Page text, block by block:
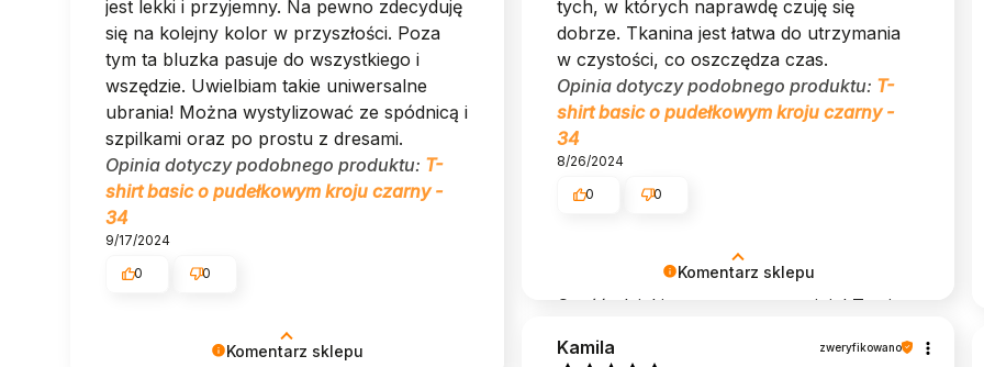
Komentarz sklepu
jest lekki i przyjemny. Na pewno zdecyduję
się na kolejny kolor w przyszłości. Poza
tym ta bluzka pasuje do wszystkiego i
wszędzie. Uwielbiam takie uniwersalne
ubrania! Można wystylizować ze spódnicą i
szpilkami oraz po prostu z dresami.
Opinia dotyczy podobnego produktu: T-
shirt basic o pudełkowym kroju czarny -
34
9/17/2024
0 0 Komentarz sklepu
Cześć, dzięki za pozytywną opinię! Twoje
doskonalenia naszej oferty. 🌺
tych, w których naprawdę czuję się
dobrze. Tkanina jest łatwa do utrzymania
w czystości, co oszczędza czas.
Opinia dotyczy podobnego produktu: T-
shirt basic o pudełkowym kroju czarny -
34
8/26/2024
0 0
Kamila zweryfikowano